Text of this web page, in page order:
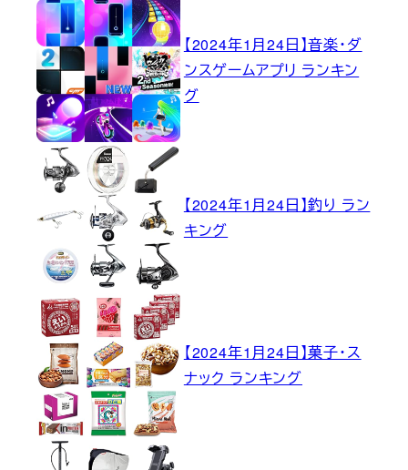
【2024年1月24日】音楽・ダ
ンスゲームアプリ ランキン
グ
【2024年1月24日】釣り ラン
キング
【2024年1月24日】菓子・ス
ナック ランキング